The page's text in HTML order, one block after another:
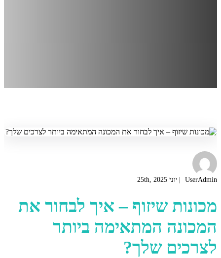
UserAdmin יוני 25th, 2025
מכונות שיזוף – איך לבחור את
המכונה המתאימה ביותר
לצרכים שלך?